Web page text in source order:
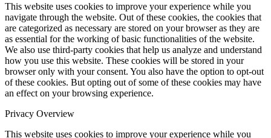
This website uses cookies to improve your experience while you
navigate through the website. Out of these cookies, the cookies that
are categorized as necessary are stored on your browser as they are
as essential for the working of basic functionalities of the website.
We also use third-party cookies that help us analyze and understand
how you use this website. These cookies will be stored in your
browser only with your consent. You also have the option to opt-out
of these cookies. But opting out of some of these cookies may have
an effect on your browsing experience.
Privacy Overview
This website uses cookies to improve your experience while you